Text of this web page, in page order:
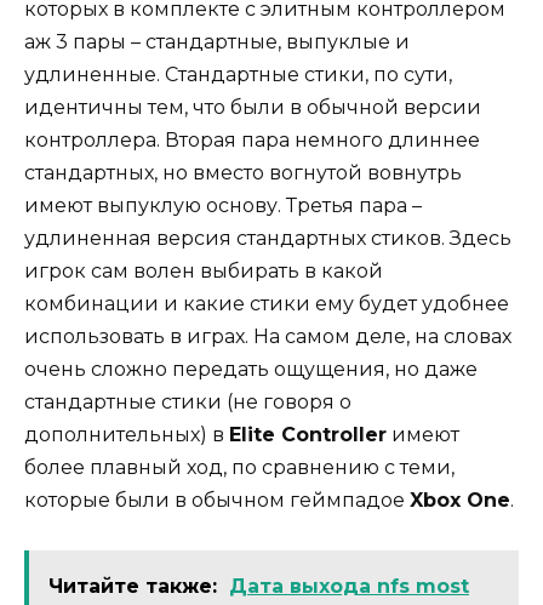
которых в комплекте с элитным контроллером
аж 3 пары – стандартные, выпуклые и
удлиненные. Стандартные стики, по сути,
идентичны тем, что были в обычной версии
контроллера. Вторая пара немного длиннее
стандартных, но вместо вогнутой вовнутрь
имеют выпуклую основу. Третья пара –
удлиненная версия стандартных стиков. Здесь
игрок сам волен выбирать в какой
комбинации и какие стики ему будет удобнее
использовать в играх. На самом деле, на словах
очень сложно передать ощущения, но даже
стандартные стики (не говоря о
дополнительных) в Elite Controller имеют
более плавный ход, по сравнению с теми,
которые были в обычном геймпадое Xbox One.
Читайте также: Дата выхода nfs most